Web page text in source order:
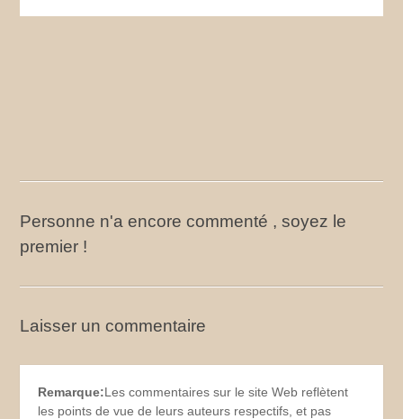
Personne n'a encore commenté , soyez le
premier !
Laisser un commentaire
Remarque:Les commentaires sur le site Web reflètent
les points de vue de leurs auteurs respectifs, et pas